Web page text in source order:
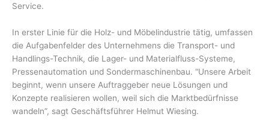
Service.
In erster Linie für die Holz- und Möbelindustrie tätig, umfassen
die Aufgabenfelder des Unternehmens die Transport- und
Handlings-Technik, die Lager- und Materialfluss-Systeme,
Pressenautomation und Sondermaschinenbau. “Unsere Arbeit
beginnt, wenn unsere Auftraggeber neue Lösungen und
Konzepte realisieren wollen, weil sich die Marktbedürfnisse
wandeln”, sagt Geschäftsführer Helmut Wiesing.